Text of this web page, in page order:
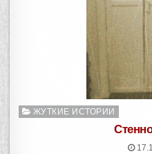
Опубликовано
ЖУТКИЕ ИСТОРИИ